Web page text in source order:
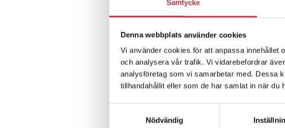
Samtycke
Denna webbplats använder cookies
Vi använder cookies för att anpassa innehållet
och analysera vår trafik. Vi vidarebefordrar
analysföretag som vi samarbetar med. Dessa
tillhandahållit eller som de har samlat in när du
Nödvändig